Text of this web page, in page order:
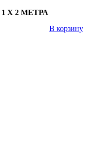
X 2 МЕТРА
В корзину